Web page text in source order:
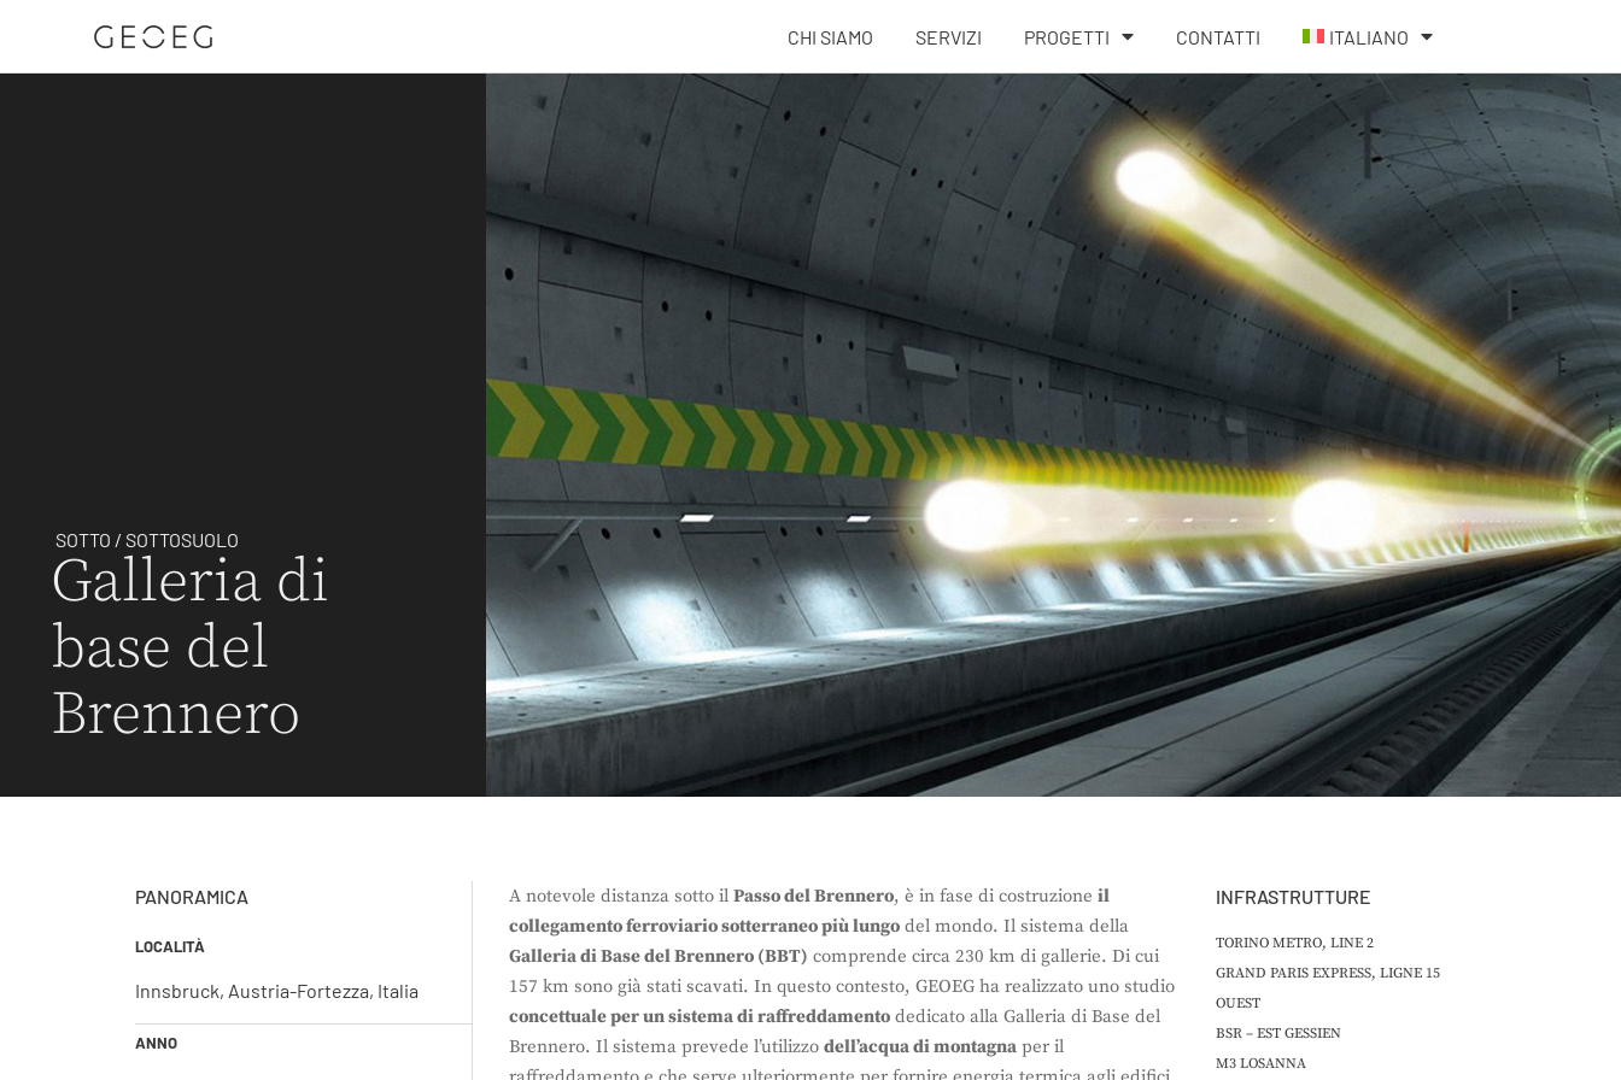
CHI SIAMO SERVIZI PROGETTI CONTATTI ITALIANO
SOTTO / SOTTOSUOLO
Galleria di
base del
Brennero
PANORAMICA
LOCALITÀ
Innsbruck, Austria-Fortezza, Italia
ANNO
A notevole distanza sotto il Passo del Brennero, è in fase di costruzione il
collegamento ferroviario sotterraneo più lungo del mondo. Il sistema della
Galleria di Base del Brennero (BBT) comprende circa 230 km di gallerie. Di cui
157 km sono già stati scavati. In questo contesto, GEOEG ha realizzato uno studio
concettuale per un sistema di raffreddamento dedicato alla Galleria di Base del
Brennero. Il sistema prevede l’utilizzo dell’acqua di montagna per il
INFRASTRUTTURE
TORINO METRO, LINE 2
GRAND PARIS EXPRESS, LIGNE 15
OUEST
BSR – EST GESSIEN
M3 LOSANNA